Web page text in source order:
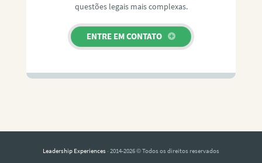
questões legais mais complexas.
ENTRE EM CONTATO
Leadership Experiences · 2014-2026 © Todos os direitos reservados